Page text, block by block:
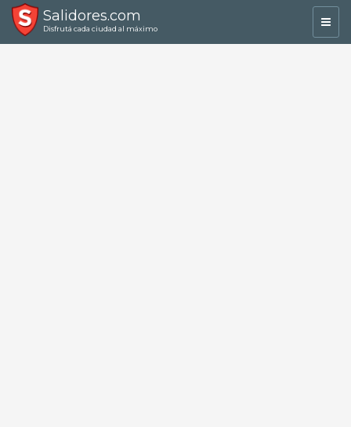
Salidores.com
Disfrutá cada ciudad al máximo